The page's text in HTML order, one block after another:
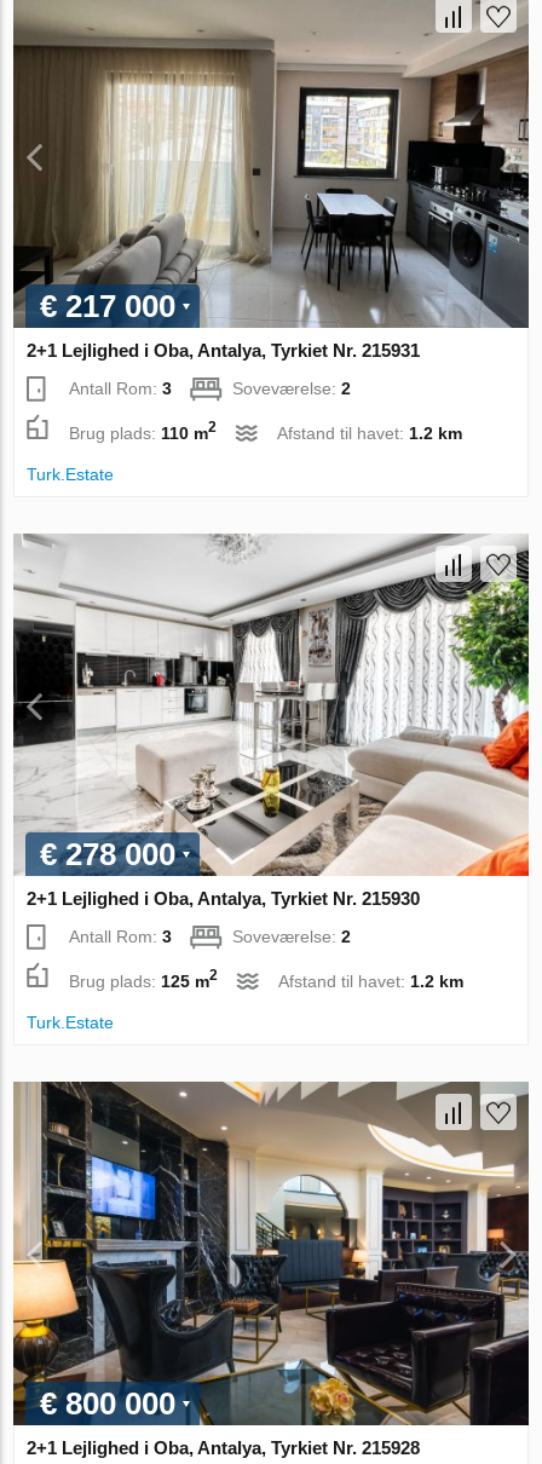
€ 217 000
2+1 Lejlighed i Oba, Antalya, Tyrkiet Nr. 215931
Antall Rom:3 Soveværelse:2
Brug plads: 110 m2 Afstand til havet: 1.2 km
Turk.Estate
€ 278 000
2+1 Lejlighed i Oba, Antalya, Tyrkiet Nr. 215930
Antall Rom:3 Soveværelse:2
Brug plads: 125 m2 Afstand til havet: 1.2 km
Turk.Estate
€ 800 000
2+1 Lejlighed i Oba, Antalya, Tyrkiet Nr. 215928